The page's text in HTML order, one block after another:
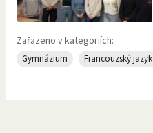
Zařazeno v kategoriích:
Gymnázium Francouzský jazyk